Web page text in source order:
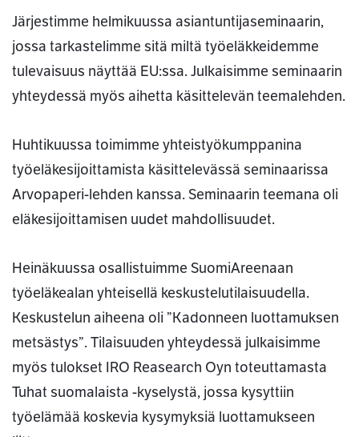
Järjestimme helmikuussa asiantuntijaseminaarin,
jossa tarkastelimme sitä miltä työeläkkeidemme
tulevaisuus näyttää EU:ssa. Julkaisimme seminaarin
yhteydessä myös aihetta käsittelevän teemalehden.
Huhtikuussa toimimme yhteistyökumppanina
työeläkesijoittamista käsittelevässä seminaarissa
Arvopaperi-lehden kanssa. Seminaarin teemana oli
eläkesijoittamisen uudet mahdollisuudet.
Heinäkuussa osallistuimme SuomiAreenaan
työeläkealan yhteisellä keskustelutilaisuudella.
Keskustelun aiheena oli ”Kadonneen luottamuksen
metsästys”. Tilaisuuden yhteydessä julkaisimme
myös tulokset IRO Reasearch Oyn toteuttamasta
Tuhat suomalaista -kyselystä, jossa kysyttiin
työelämää koskevia kysymyksiä luottamukseen